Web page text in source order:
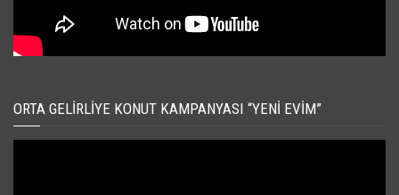
ORTA GELIRLIYE KONUT KAMPANYASI “YENI EVIM”